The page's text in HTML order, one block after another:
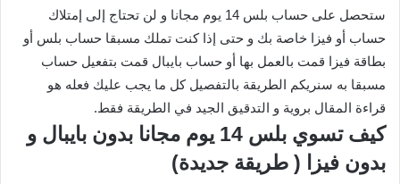
ستحصل على حساب بلس 14 يوم مجانا و لن تحتاج إلى إمتلاك
حساب أو فيزا خاصة بك و حتى إذا كنت تملك مسبقا حساب بلس أو
بطاقة فيزا قمت بالعمل بها أو حساب بايبال قمت بتفعيل حساب
مسبقا به سنريكم الطريقة بالتفصيل كل ما يجب عليك فعله هو
قراءة المقال بروية و التدقيق الجيد في الطريقة فقط.
كيف تسوي بلس 14 يوم مجانا بدون بايبال و
بدون فيزا ( طريقة جديدة)